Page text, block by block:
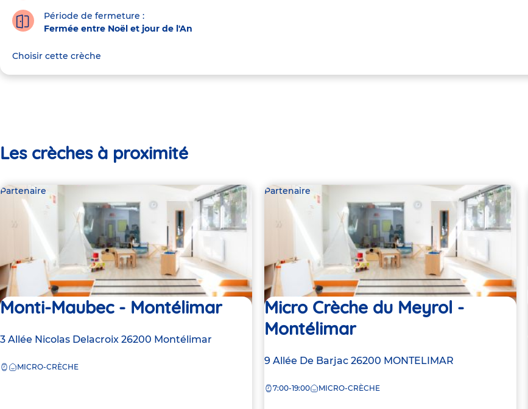
Période de fermeture :
Fermée entre Noël et jour de l'An
Choisir cette crèche
Les crèches à proximité
Partenaire
Monti-Maubec - Montélimar
Adresse
la
3 Allée Nicolas Delacroix 26200 Montélimar
MICRO-CRÈCHE
Partenaire
Micro Crèche du Meyrol -
Montélimar
Adresse
la
9 Allée De Barjac 26200 MONTELIMAR
7:00-19:00 MICRO-CRÈCHE